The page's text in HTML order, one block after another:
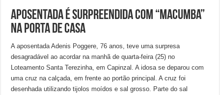
Aposentada é surpreendida com “macumba”
na porta de casa
A aposentada Adenis Poggere, 76 anos, teve uma surpresa
desagradável ao acordar na manhã de quarta-feira (25) no
Loteamento Santa Terezinha, em Capinzal. A idosa se deparou com
uma cruz na calçada, em frente ao portão principal. A cruz foi
desenhada utilizando tijolos moídos e sal grosso. Parte do sal